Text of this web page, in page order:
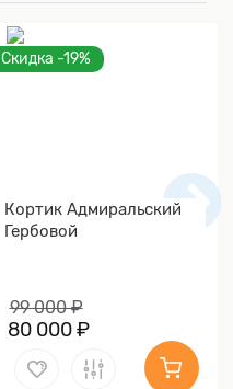
Скидка -19%
Кортик Адмиральский
Гербовой
99 000 ₽
80 000 ₽